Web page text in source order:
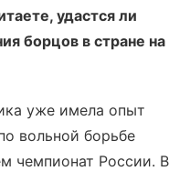
удастся ли
борцов в стране на
уже имела опыт
вольной борьбе
чемпионат России. В